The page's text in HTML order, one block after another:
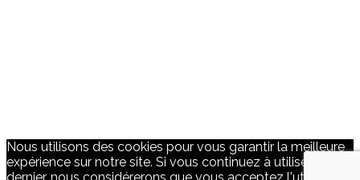
Nous utilisons des cookies pour vous garantir la meilleure
expérience sur notre site. Si vous continuez à utiliser ce